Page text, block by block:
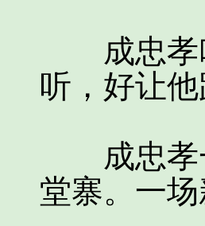
成忠孝叫
听，好让
成忠孝一
堂寨。一